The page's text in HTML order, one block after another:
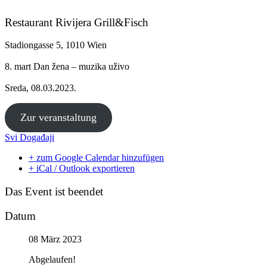
Restaurant Rivijera Grill&Fisch
Stadiongasse 5, 1010 Wien
8. mart Dan žena – muzika uživo
Sreda, 08.03.2023.
Zur veranstaltung
Svi Događaji
+ zum Google Calendar hinzufügen
+ iCal / Outlook exportieren
Das Event ist beendet
Datum
08 März 2023
Abgelaufen!